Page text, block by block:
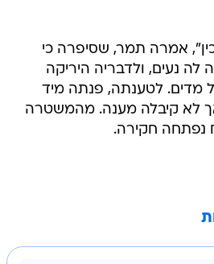
אמרה תמר, שסיפרה כי
לה נעים, ולדבריה היריקה
מדים. לטענתה, פנתה מיד
לא קיבלה מענה. מהמשטרה
נפתחה חקירה.